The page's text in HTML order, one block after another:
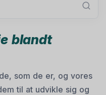
blandt
som de er, og vores
til at udvikle sig og